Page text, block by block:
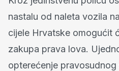
nastalu od naleta vozila
cijele Hrvatske omogućit
zakupa prava lova.
opterećenje